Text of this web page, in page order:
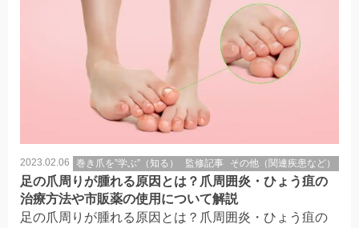
2023.02.06 巻き爪を”学ぶ”（知る） 監修記事 その他（関連疾患など）
足の爪周りが腫れる原因とは？爪周囲炎・ひょう疽の
治療方法や市販薬の使用について解説
足の爪周りが腫れる原因とは？爪周囲炎・ひょう疽の